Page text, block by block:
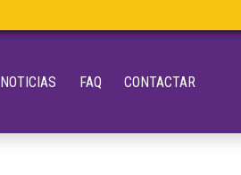
NOTICIAS FAQ CONTACTAR